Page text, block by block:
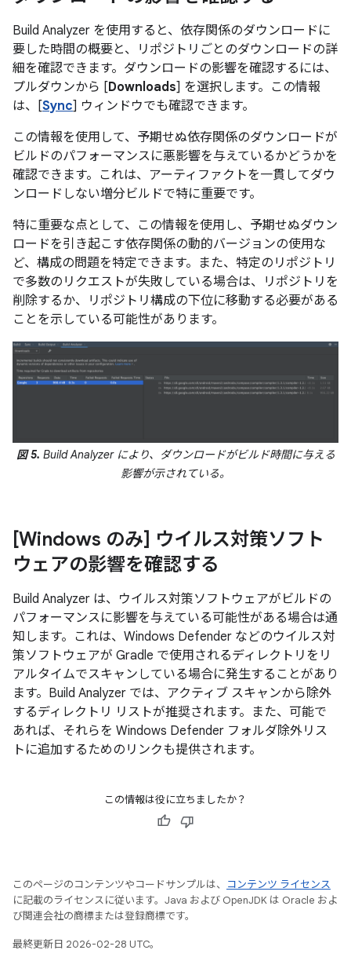
Build Analyzer を使用すると、依存関係のダウンロードに
要した時間の概要と、リポジトリごとのダウンロードの詳
細を確認できます。ダウンロードの影響を確認するには、
プルダウンから [Downloads] を選択します。この情報
は、[Sync] ウィンドウでも確認できます。
この情報を使用して、予期せぬ依存関係のダウンロードが
ビルドのパフォーマンスに悪影響を与えているかどうかを
確認できます。これは、アーティファクトを一貫してダウ
ンロードしない増分ビルドで特に重要です。
特に重要な点として、この情報を使用し、予期せぬダウン
ロードを引き起こす依存関係の動的バージョンの使用な
ど、構成の問題を特定できます。また、特定のリポジトリ
で多数のリクエストが失敗している場合は、リポジトリを
削除するか、リポジトリ構成の下位に移動する必要がある
ことを示している可能性があります。
図 5. Build Analyzer により、ダウンロードがビルド時間に与える
影響が示されている。
[Windows のみ] ウイルス対策ソフト
ウェアの影響を確認する
Build Analyzer は、ウイルス対策ソフトウェアがビルドの
パフォーマンスに影響を与えている可能性がある場合は通
知します。これは、Windows Defender などのウイルス対
策ソフトウェアが Gradle で使用されるディレクトリをリ
アルタイムでスキャンしている場合に発生することがあり
ます。Build Analyzer では、アクティブ スキャンから除外
するディレクトリ リストが推奨されます。また、可能で
あれば、それらを Windows Defender フォルダ除外リス
トに追加するためのリンクも提供されます。
この情報は役に立ちましたか？
このページのコンテンツやコードサンプルは、
コンテンツ ライセンス
に記載のライセンスに従います。Java および OpenJDK は Oracle およ
び関連会社の商標または登録商標です。
最終更新日 2026-02-28 UTC。